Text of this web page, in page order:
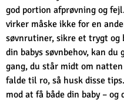
god portion afprøvning og
virker måske ikke for en
søvnrutiner, sikre et trygt og
din babys søvnbehov, kan
gang, du står midt om
falde til ro, så husk disse
mod at få både din baby –